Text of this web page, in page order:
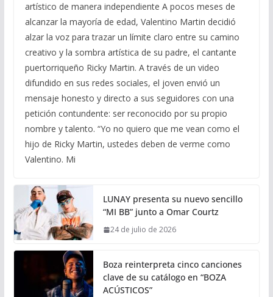
artístico de manera independiente A pocos meses de
alcanzar la mayoría de edad, Valentino Martin decidió
alzar la voz para trazar un límite claro entre su camino
creativo y la sombra artística de su padre, el cantante
puertorriqueño Ricky Martin. A través de un video
difundido en sus redes sociales, el joven envió un
mensaje honesto y directo a sus seguidores con una
petición contundente: ser reconocido por su propio
nombre y talento. “Yo no quiero que me vean como el
hijo de Ricky Martin, ustedes deben de verme como
Valentino. Mi
LUNAY presenta su nuevo sencillo
“MI BB” junto a Omar Courtz
24 de julio de 2026
Boza reinterpreta cinco canciones
clave de su catálogo en “BOZA
ACÚSTICOS”